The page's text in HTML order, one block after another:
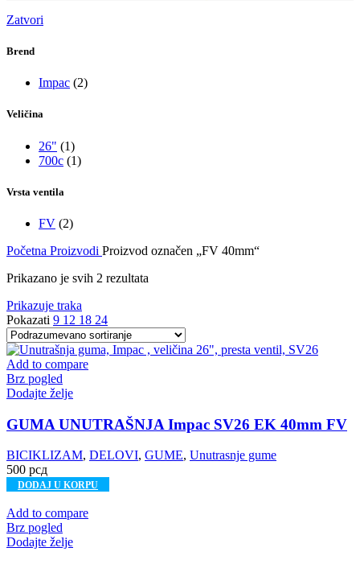
Zatvori
Brend
Impac (2)
Veličina
26" (1)
700c (1)
Vrsta ventila
FV (2)
Početna Proizvodi Proizvod označen „FV 40mm“
Prikazano je svih 2 rezultata
Prikazuje traka
Pokazati 9 12 18 24
Add to compare
Brz pogled
Dodajte želje
GUMA UNUTRAŠNJA Impac SV26 EK 40mm FV
BICIKLIZAM, DELOVI, GUME, Unutrasnje gume
500 рсд
DODAJ U KORPU
Add to compare
Brz pogled
Dodajte želje